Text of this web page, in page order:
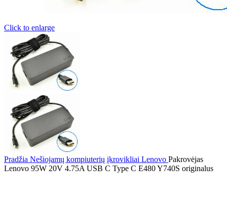
Click to enlarge
Pradžia Nešiojamų kompiuterių įkrovikliai Lenovo Pakrovėjas
Lenovo 95W 20V 4.75A USB C Type C E480 Y740S originalus